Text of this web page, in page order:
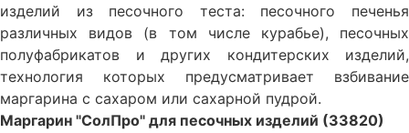
изделий из песочного теста: песочного печенья
различных видов (в том числе курабье), песочных
полуфабрикатов и других кондитерских изделий,
технология которых предусматривает взбивание
маргарина с сахаром или сахарной пудрой.
Маргарин "СолПро" для песочных изделий (33820)